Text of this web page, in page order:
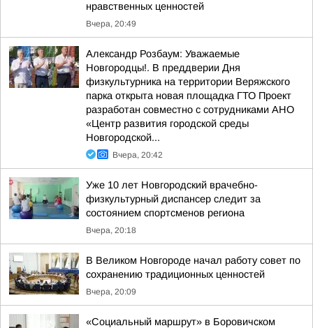
нравственных ценностей
Вчера, 20:49
Александр Розбаум: Уважаемые
Новгородцы!. В преддверии Дня
физкультурника на территории Веряжского
парка открыта новая площадка ГТО Проект
разработан совместно с сотрудниками АНО
«Центр развития городской среды
Новгородской...
Вчера, 20:42
Уже 10 лет Новгородский врачебно-
физкультурный диспансер следит за
состоянием спортсменов региона
Вчера, 20:18
В Великом Новгороде начал работу совет по
сохранению традиционных ценностей
Вчера, 20:09
«Социальный маршрут» в Боровичском